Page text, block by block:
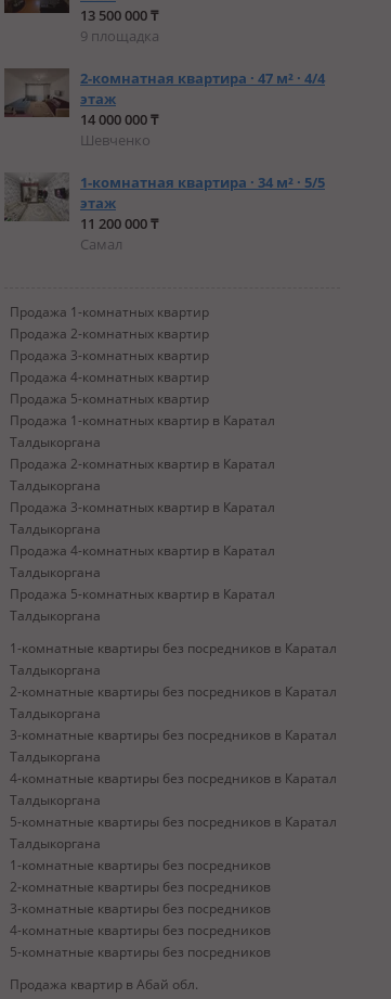
13 500 000 ₸
9 площадка
2-комнатная квартира · 47 м² · 4/4
этаж
14 000 000 ₸
Шевченко
1-комнатная квартира · 34 м² · 5/5
этаж
11 200 000 ₸
Самал
Продажа 1-комнатных квартир
Продажа 2-комнатных квартир
Продажа 3-комнатных квартир
Продажа 4-комнатных квартир
Продажа 5-комнатных квартир
Продажа 1-комнатных квартир в Каратал
Талдыкоргана
Продажа 2-комнатных квартир в Каратал
Талдыкоргана
Продажа 3-комнатных квартир в Каратал
Талдыкоргана
Продажа 4-комнатных квартир в Каратал
Талдыкоргана
Продажа 5-комнатных квартир в Каратал
Талдыкоргана
1-комнатные квартиры без посредников в Каратал
Талдыкоргана
2-комнатные квартиры без посредников в Каратал
Талдыкоргана
3-комнатные квартиры без посредников в Каратал
Талдыкоргана
4-комнатные квартиры без посредников в Каратал
Талдыкоргана
5-комнатные квартиры без посредников в Каратал
Талдыкоргана
1-комнатные квартиры без посредников
2-комнатные квартиры без посредников
3-комнатные квартиры без посредников
4-комнатные квартиры без посредников
5-комнатные квартиры без посредников
Продажа квартир в Абай обл.